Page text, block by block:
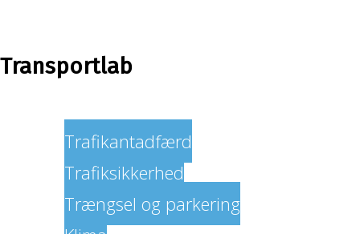
Transportlab
Trafikantadfærd
Trafiksikkerhed
Trængsel og parkering